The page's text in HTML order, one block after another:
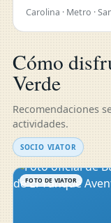
Carolina · Metro ·
Cómo
Verde
Recomendaciones
actividades.
SOCIO VIATOR
FOTO DE VIATOR